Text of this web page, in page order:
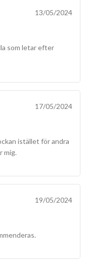
13/05/2024
som letar efter
17/05/2024
istället för andra
mig.
19/05/2024